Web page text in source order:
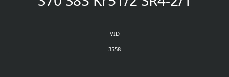
VID
3558